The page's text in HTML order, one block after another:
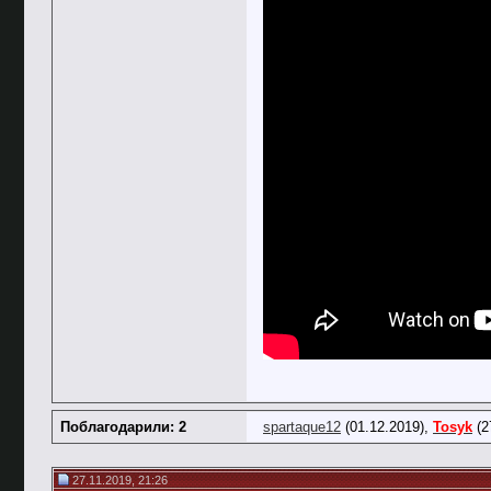
Поблагодарили: 2 spartaque12 (01.12.2019), Tosyk
27.11.2019, 21:26